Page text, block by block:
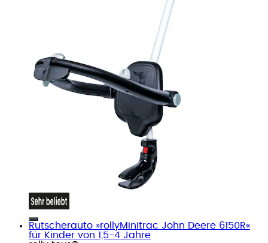
Rutscherauto »rollyMinitrac John Deere 6150R«
für Kinder von 1,5-4 Jahre